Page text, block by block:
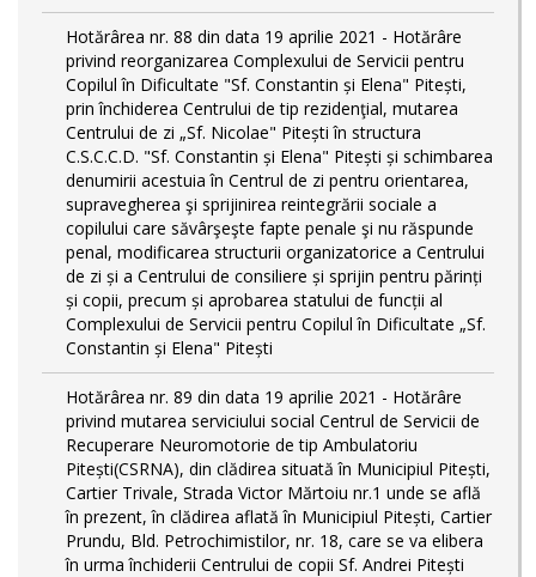
Hotărârea nr. 88 din data 19 aprilie 2021 - Hotărâre
privind reorganizarea Complexului de Servicii pentru
Copilul în Dificultate "Sf. Constantin și Elena" Pitești,
prin închiderea Centrului de tip rezidenţial, mutarea
Centrului de zi „Sf. Nicolae" Pitești în structura
C.S.C.C.D. "Sf. Constantin și Elena" Pitești și schimbarea
denumirii acestuia în Centrul de zi pentru orientarea,
supravegherea şi sprijinirea reintegrării sociale a
copilului care săvârşeşte fapte penale şi nu răspunde
penal, modificarea structurii organizatorice a Centrului
de zi și a Centrului de consiliere și sprijin pentru părinți
și copii, precum și aprobarea statului de funcții al
Complexului de Servicii pentru Copilul în Dificultate „Sf.
Constantin și Elena" Pitești
Hotărârea nr. 89 din data 19 aprilie 2021 - Hotărâre
privind mutarea serviciului social Centrul de Servicii de
Recuperare Neuromotorie de tip Ambulatoriu
Pitești(CSRNA), din clădirea situată în Municipiul Pitești,
Cartier Trivale, Strada Victor Mărtoiu nr.1 unde se află
în prezent, în clădirea aflată în Municipiul Pitești, Cartier
Prundu, Bld. Petrochimistilor, nr. 18, care se va elibera
în urma închiderii Centrului de copii Sf. Andrei Pitești